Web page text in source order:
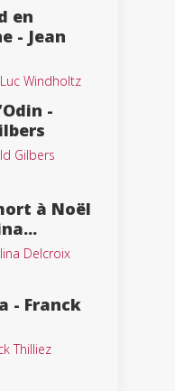
en
- Jean
Windholtz
-
Gilbers
à Noël
Delcroix
- Franck
Thilliez